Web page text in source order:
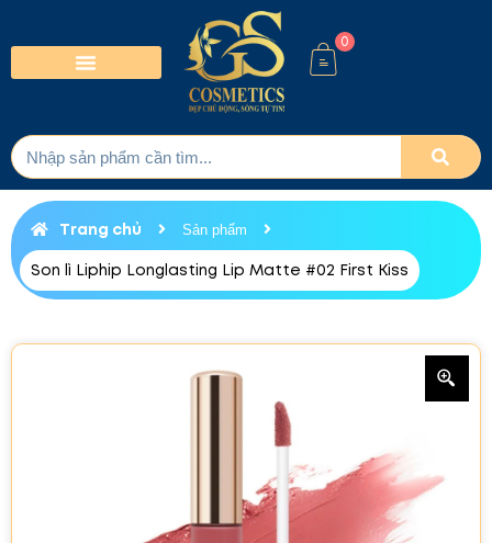
0
Trang chủ Sản phẩm
Son lì Liphip Longlasting Lip Matte #02 First Kiss